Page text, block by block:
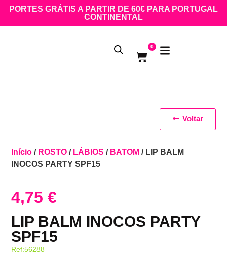
PORTES GRÁTIS A PARTIR DE 60€ PARA PORTUGAL
CONTINENTAL
0
Início / ROSTO / LÁBIOS / BATOM / LIP BALM
INOCOS PARTY SPF15
4,75€
LIP BALM INOCOS PARTY
SPF15
Ref:56288
Voltar